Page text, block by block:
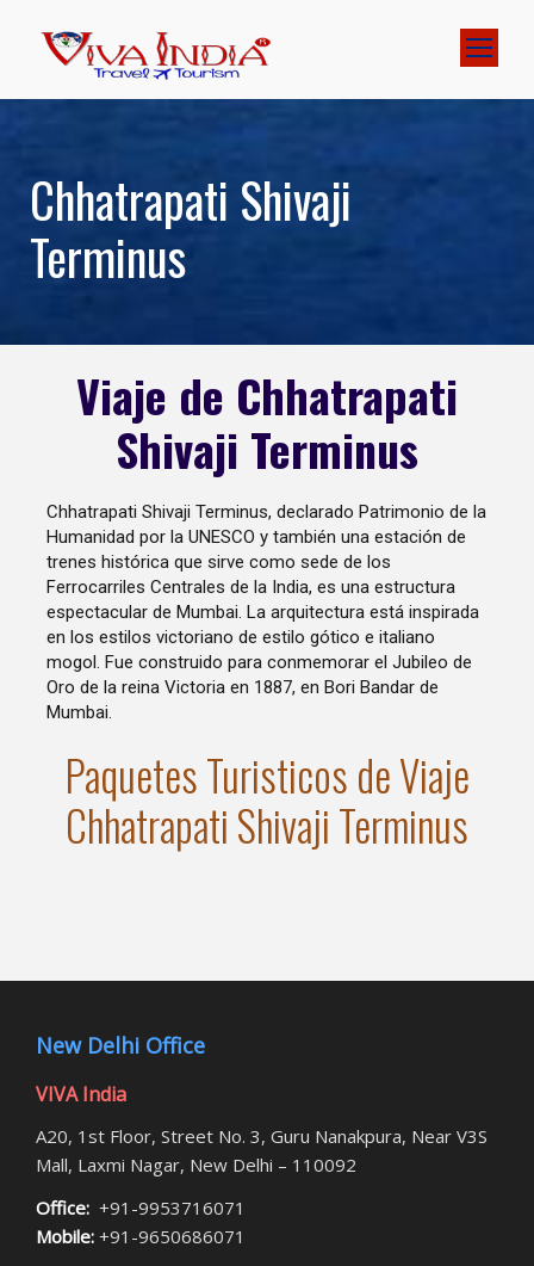
Chhatrapati Shivaji
Terminus
Viaje de Chhatrapati
Shivaji Terminus
Chhatrapati Shivaji Terminus, declarado Patrimonio de la
Humanidad por la UNESCO y también una estación de
trenes histórica que sirve como sede de los
Ferrocarriles Centrales de la India, es una estructura
espectacular de Mumbai. La arquitectura está inspirada
en los estilos victoriano de estilo gótico e italiano
mogol. Fue construido para conmemorar el Jubileo de
Oro de la reina Victoria en 1887, en Bori Bandar de
Mumbai.
Paquetes Turisticos de Viaje
Chhatrapati Shivaji Terminus
New Delhi Office
VIVA India
A20, 1st Floor, Street No. 3, Guru Nanakpura, Near V3S
Mall, Laxmi Nagar, New Delhi – 110092
Office: +91-9953716071
Mobile: +91-9650686071